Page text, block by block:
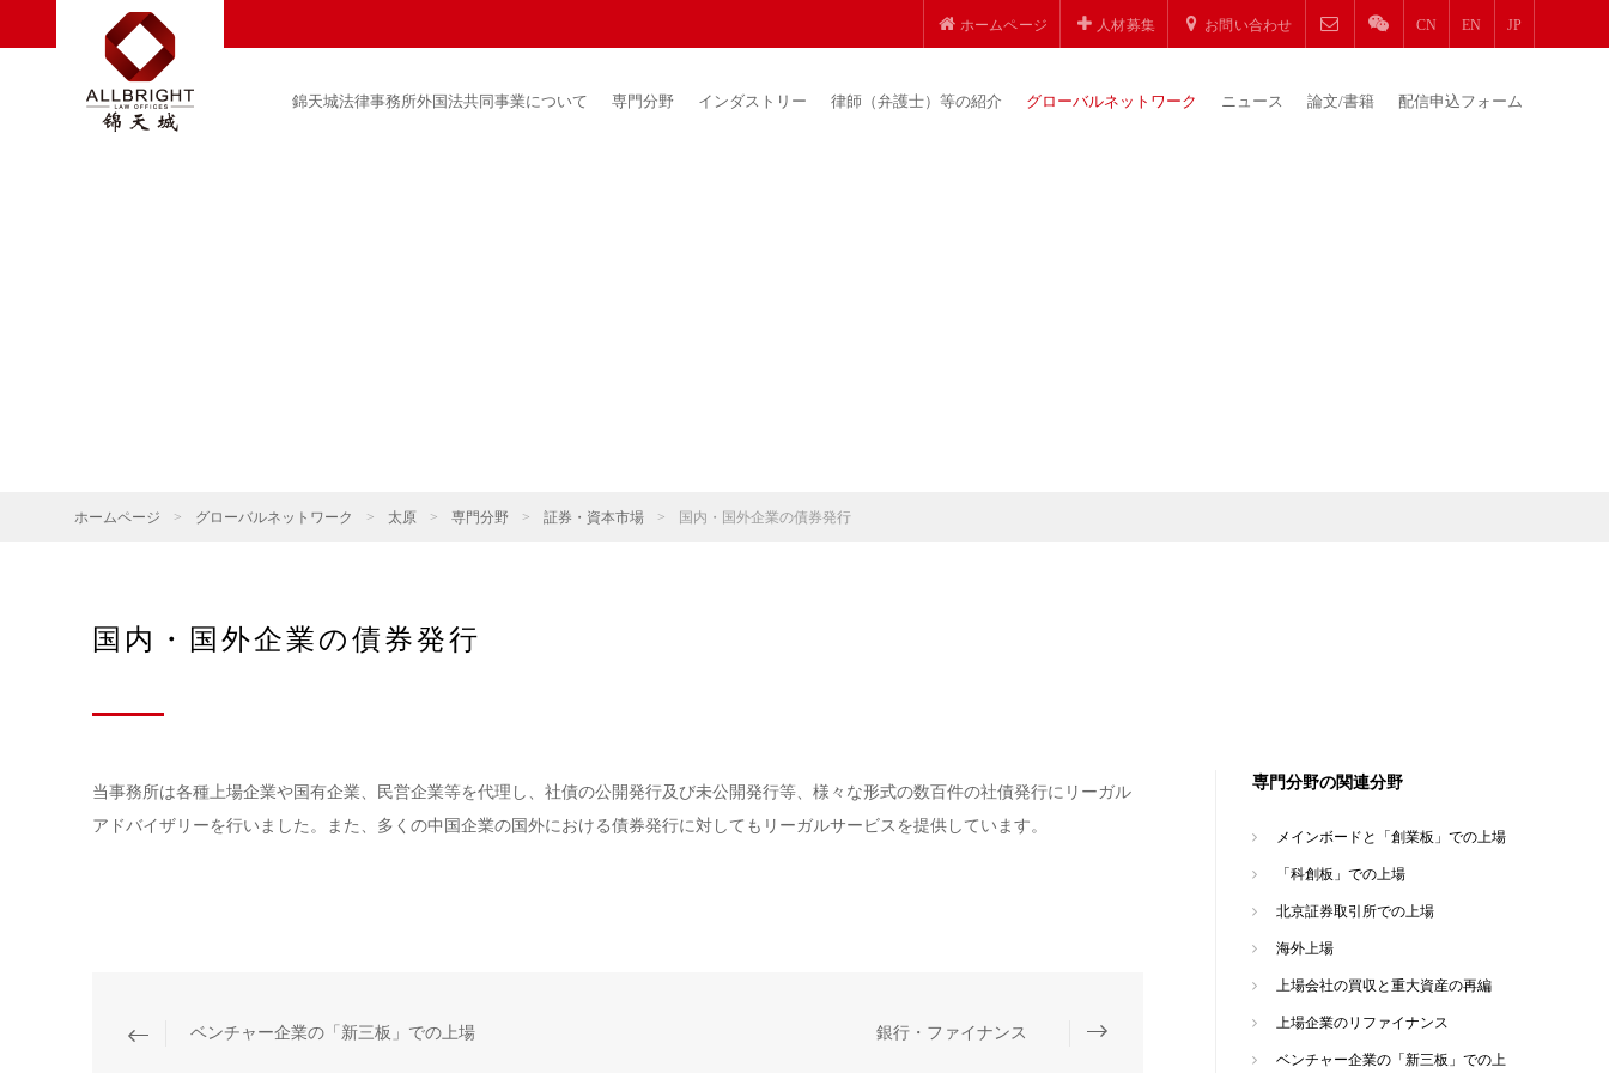
ホームページ 人材募集 お問い合わせ CN EN JP
錦天城法律事務所外国法共同事業について 専門分野 インダストリー 律師（弁護士）等の紹介 グローバルネットワーク ニュース 論文/書籍 配信申込フォーム
ホームページ > グローバルネットワーク > 太原 > 専門分野 > 証券・資本市場 > 国内・国外企業の債券発行
国内・国外企業の債券発行
当事務所は各種上場企業や国有企業、民営企業等を代理し、社債の公開発行及び未公開発行等、様々な形式の数百件の社債発行にリーガル
アドバイザリーを行いました。また、多くの中国企業の国外における債券発行に対してもリーガルサービスを提供しています。
ベンチャー企業の「新三板」での上場 銀行・ファイナンス
専門分野の関連分野
メインボードと「創業板」での上場
「科創板」での上場
北京証券取引所での上場
海外上場
上場会社の買収と重大資産の再編
上場企業のリファイナンス
ベンチャー企業の「新三板」での上